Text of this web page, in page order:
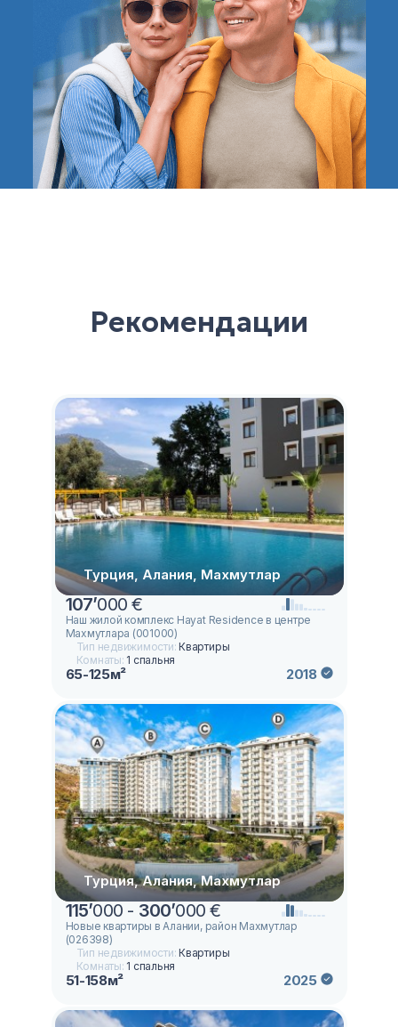
Рекомендации
Турция, Алания, Махмутлар
107’000 €
Наш жилой комплекс Hayat Residence в центре
Махмутлара (001000)
Тип недвижимости:Квартиры
Комнаты: 1 спальня
65-125м² 2018
Турция, Алания, Махмутлар
115’000 - 300’000 €
Новые квартиры в Алании, район Махмутлар
(026398)
Тип недвижимости:Квартиры
Комнаты: 1 спальня
51-158м² 2025